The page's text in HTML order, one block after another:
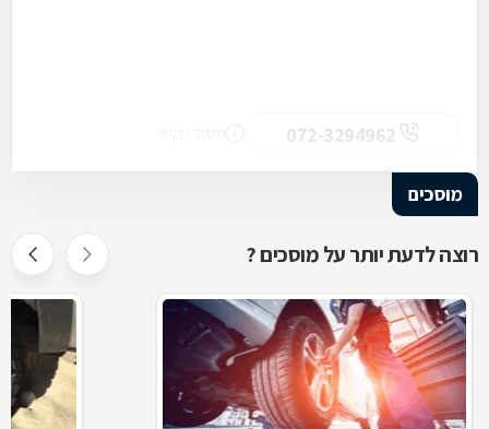
מוסכים
רוצה לדעת יותר על מוסכים ?